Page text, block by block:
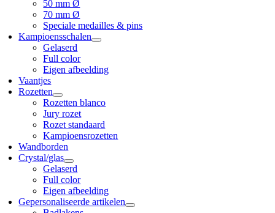
50 mm Ø
70 mm Ø
Speciale medailles & pins
Kampioensschalen
Gelaserd
Full color
Eigen afbeelding
Vaantjes
Rozetten
Rozetten blanco
Jury rozet
Rozet standaard
Kampioensrozetten
Wandborden
Crystal/glas
Gelaserd
Full color
Eigen afbeelding
Gepersonaliseerde artikelen